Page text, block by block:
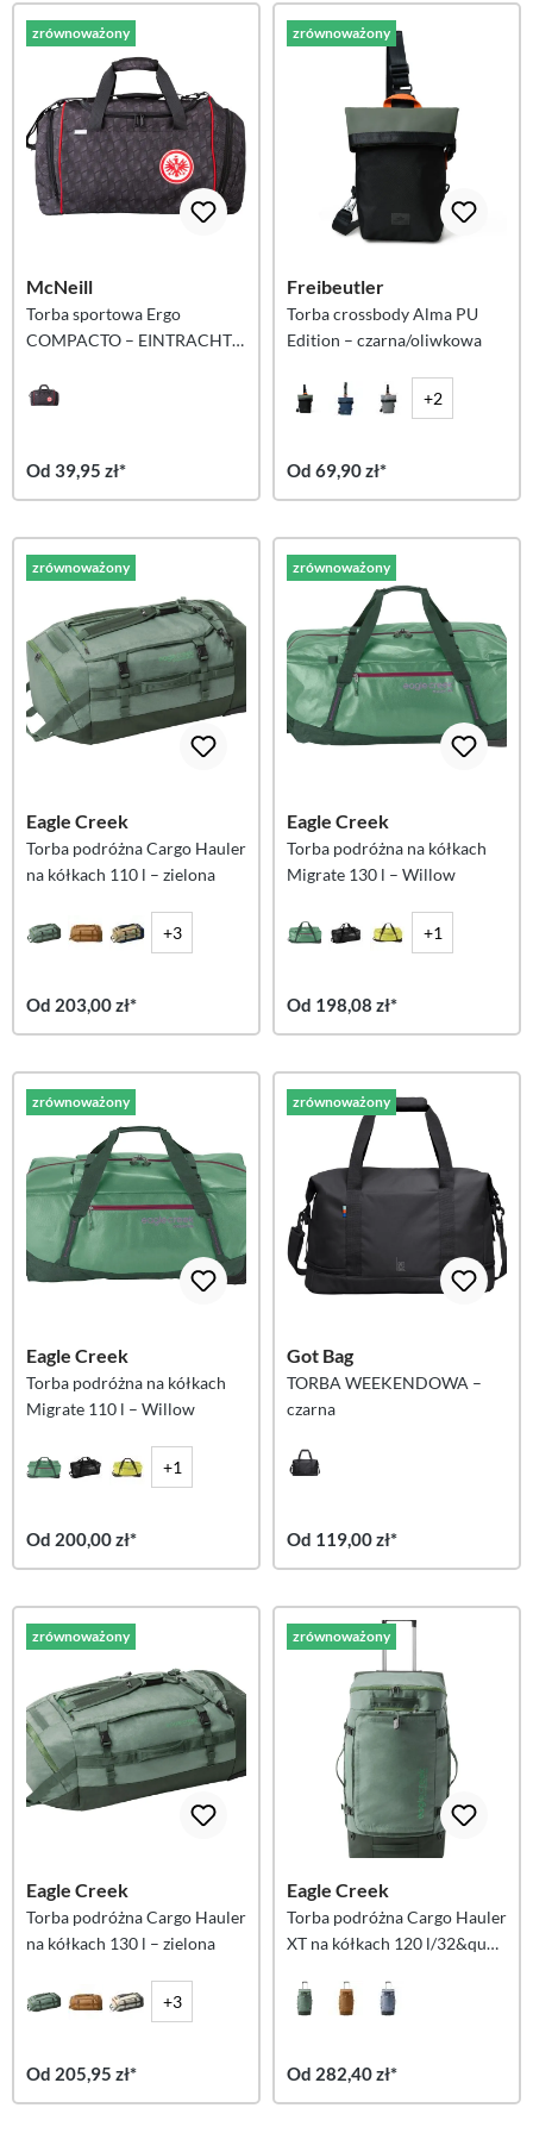
zrównoważony
McNeill
Torba sportowa Ergo
COMPACTO – EINTRACHT
Od 39,95 zł*
zrównoważony
Freibeutler
Torba crossbody Alma PU
Edition – czarna/oliwkowa
+2
Od 69,90 zł*
zrównoważony
Eagle Creek
Torba podróżna Cargo Hauler
na kółkach 110 l – zielona
+3
Od 203,00 zł*
zrównoważony
Eagle Creek
Torba podróżna na kółkach
Migrate 130 l – Willow
+1
Od 198,08 zł*
zrównoważony
Eagle Creek
Torba podróżna na kółkach
Migrate 110 l – Willow
+1
Od 200,00 zł*
zrównoważony
Got Bag
TORBA WEEKENDOWA –
czarna
Od 119,00 zł*
zrównoważony
Eagle Creek
Torba podróżna Cargo Hauler
na kółkach 130 l – zielona
+3
Od 205,95 zł*
zrównoważony
Eagle Creek
Torba podróżna Cargo Hauler
XT na kółkach 120 l/32&quot;
Od 282,40 zł*